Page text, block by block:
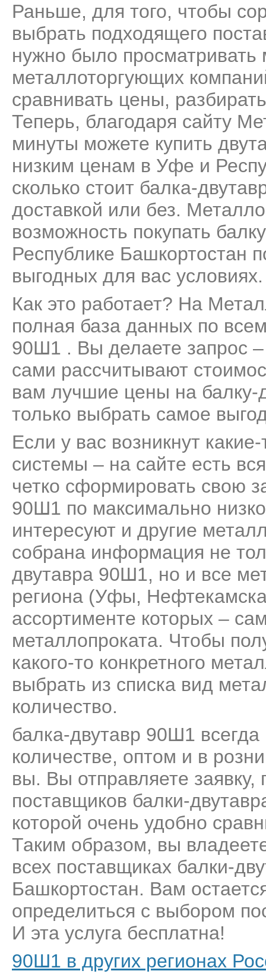
Раньше, для того, чтобы
выбрать подходящего
нужно было
металлоторгующих
сравнивать цены,
Теперь, благодаря сайту
минуты можете купить
низким ценам в Уфе и
сколько стоит балка-
доставкой или без.
возможность покупать
Республике Башкортостан
выгодных для вас условиях.
Как это работает? На
полная база данных по
90Ш1 . Вы делаете запрос
сами рассчитывают
вам лучшие цены на
только выбрать самое
Если у вас возникнут
системы – на сайте есть
четко сформировать свою
90Ш1 по максимально
интересуют и другие
собрана информация не
двутавра 90Ш1, но и все
региона (Уфы,
ассортименте которых –
металлопроката. Чтобы
какого-то конкретного
выбрать из списка вид
количество.
балка-двутавр 90Ш1
количестве, оптом и в
вы. Вы отправляете заявку,
поставщиков балки-
которой очень удобно
Таким образом, вы
всех поставщиках балки-
Башкортостан. Вам
определиться с выбором
И эта услуга бесплатна!
90Ш1 в других регионах